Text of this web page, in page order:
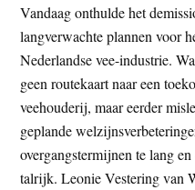
i
t
e
z
e
s
i
t
e
Vandaag onthulde het
langverwachte plannen voor
Nederlandse vee-industrie.
geen routekaart naar een
veehouderij, maar eerder
geplande
overgangstermijnen te lang
talrijk. Leonie Vestering van